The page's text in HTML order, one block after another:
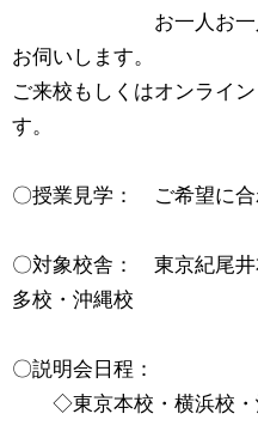
お一人お一人のご
お伺いします。
ご来校もしくはオンライ
す。
〇授業見学： ご希望に合
〇対象校舎： 東京紀尾井
多校・沖縄校
〇説明会日程：
◇東京本校・横浜校・